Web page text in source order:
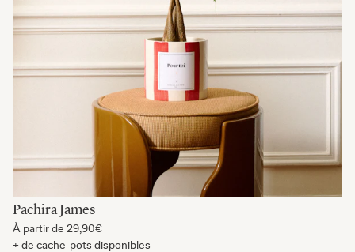
Pachira James
À partir de 29,90€
+ de cache-pots disponibles